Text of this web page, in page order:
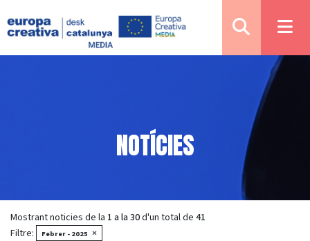
NOTÍCIES
Mostrant noticies de la 1 a la 30d'un total de 41
Filtre:
Febrer - 2025 ×